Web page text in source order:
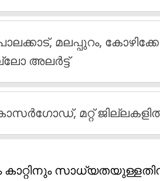
മലപ്പുറം,
അലർട്ട്
മറ്റ്
കാറ്റിനും